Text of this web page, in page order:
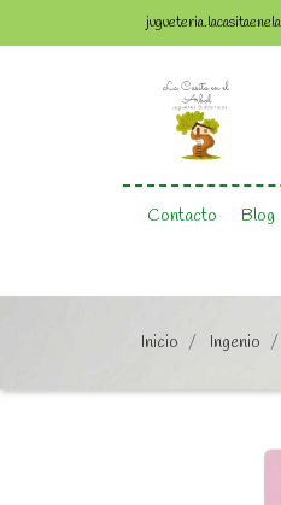
Contacto Blog
Inicio Ingenio